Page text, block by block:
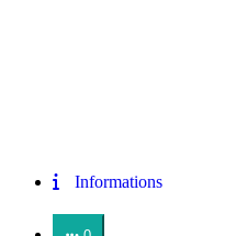
Informations